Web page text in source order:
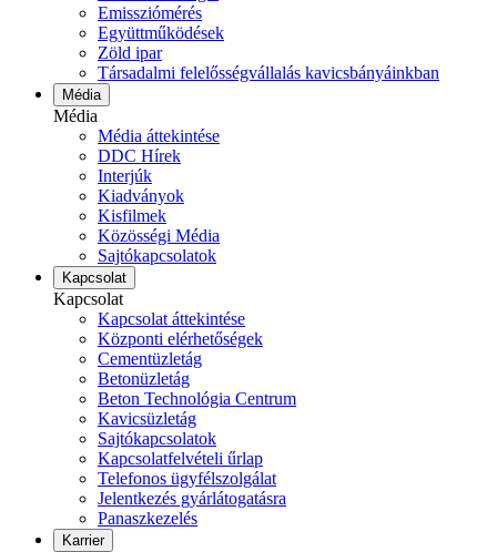
Emissziómérés
Együttműködések
Zöld ipar
Társadalmi felelősségvállalás kavicsbányáinkban
Média
Média
Média áttekintése
DDC Hírek
Interjúk
Kiadványok
Kisfilmek
Közösségi Média
Sajtókapcsolatok
Kapcsolat
Kapcsolat
Kapcsolat áttekintése
Központi elérhetőségek
Cementüzletág
Betonüzletág
Beton Technológia Centrum
Kavicsüzletág
Sajtókapcsolatok
Kapcsolatfelvételi űrlap
Telefonos ügyfélszolgálat
Jelentkezés gyárlátogatásra
Panaszkezelés
Karrier